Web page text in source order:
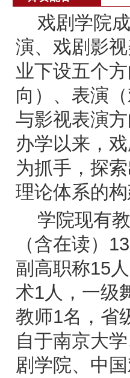
戏剧学院
演、戏剧影
业下设五个
向）、表演
与影视表演
办学以来，
为抓手，探
理论体系的
学院现有
（含在读）
副高职称15
术1人，一级
教师1名，省
自于南京大
剧学院、中